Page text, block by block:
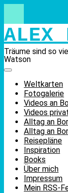
Skip
content
ALEX
Träume sind so
Watson
Weltkarten
Fotogalerie
Videos an
Videos
Alltag an
Alltag an
Reisepläne
Inspiration
Books
Über mich
Impressum
Mein RSS-